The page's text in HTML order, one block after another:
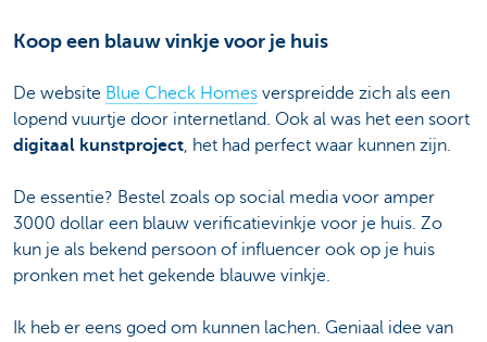
Koop een blauw vinkje voor je huis
De website Blue Check Homes verspreidde zich als een
lopend vuurtje door internetland. Ook al was het een soort
digitaal kunstproject, het had perfect waar kunnen zijn.
De essentie? Bestel zoals op social media voor amper
3000 dollar een blauw verificatievinkje voor je huis. Zo
kun je als bekend persoon of influencer ook op je huis
pronken met het gekende blauwe vinkje.
Ik heb er eens goed om kunnen lachen. Geniaal idee van